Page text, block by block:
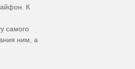
айфон. К
самого
ним, а